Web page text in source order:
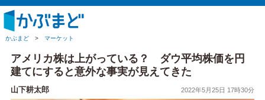
かぶまど > マーケット
アメリカ株は上がっている？ ダウ平均株価を円
建てにすると意外な事実が見えてきた
山下耕太郎 2022年5月25日 17時30分